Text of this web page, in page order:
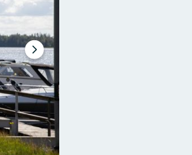
Nästa
bildspel